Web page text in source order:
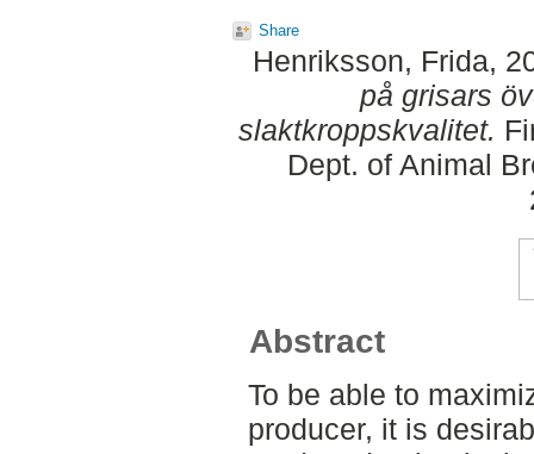
Share
Henriksson, Frida,
på grisars
slaktkroppskvalitet.
Dept. of Animal
Abstract
To be able to
producer, it is